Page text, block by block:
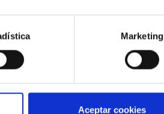
Marketing
Aceptar cookies
en transporte de
en
en virtud de